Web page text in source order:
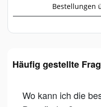
Bestellungen
Häufig gestellte
Wo kann ich die